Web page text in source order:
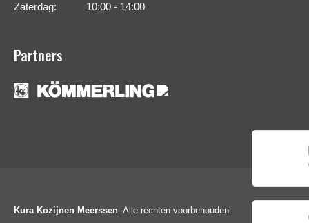
Zaterdag:
10:00 - 14:00
Partners
Kura Kozijnen Meerssen . Alle rechten voorbehouden.